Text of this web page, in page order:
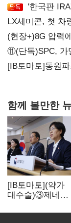
'한국판
LX세미콘, 첫 차
공급
(현장+)8G 압력
화려한 에어쇼
⑪(단독)SPC, 가
내팽개친 '사회
[IB토마토]동원
함께 볼만한
[IB토마토](약가
대수술)③제네릭
'뚝'…등재전략